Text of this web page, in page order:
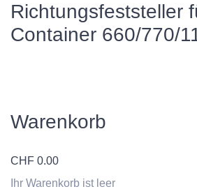
Richtungsfeststeller
Container 660/770/
Warenkorb
CHF 0.00
Ihr Warenkorb ist leer